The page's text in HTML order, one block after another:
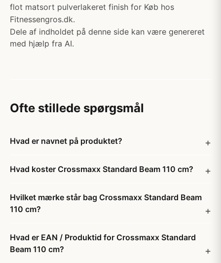
flot matsort pulverlakeret finish for Køb hos
Fitnessengros.dk.
Dele af indholdet på denne side kan være genereret
med hjælp fra AI.
Ofte stillede spørgsmål
Hvad er navnet på produktet?
Hvad koster Crossmaxx Standard Beam 110 cm?
Hvilket mærke står bag Crossmaxx Standard Beam
110 cm?
Hvad er EAN / Produktid for Crossmaxx Standard
Beam 110 cm?